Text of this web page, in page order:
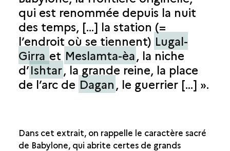
qui est renommée depuis la nuit
des temps, […] la station (=
l’endroit où se tiennent) Lugal-
Girra et Meslamta-èa, la niche
d’Ishtar, la grande reine, la place
de l’arc de Dagan, le guerrier […] ».
Dans cet extrait, on rappelle le caractère sacré
de Babylone, qui abrite certes de grands